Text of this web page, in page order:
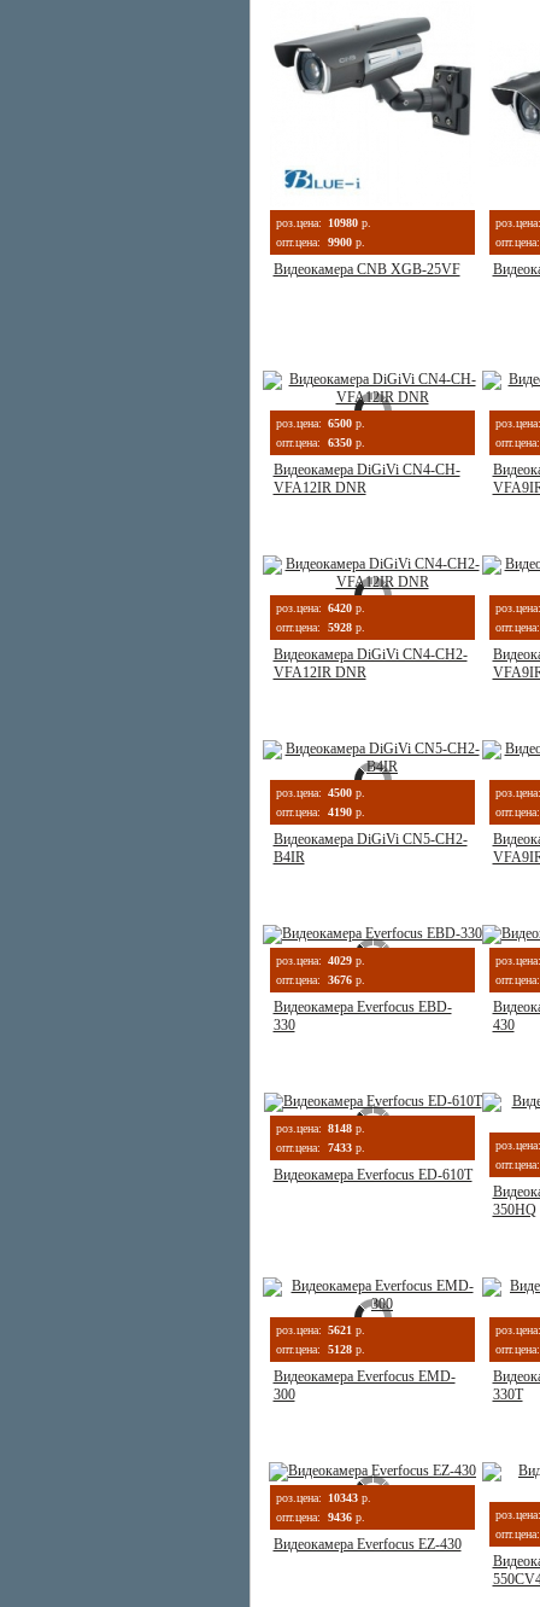
роз.цена: 10980 р.
опт.цена:
9900 р.
Видеокамера CNB XGB-25VF
роз.цена:
опт.цена:
роз.цена: 6500 р.
опт.цена:
6350 р.
Видеокамера DiGiVi CN4-CH-
VFA12IR DNR
роз.цена:
опт.цена:
роз.цена: 6420 р.
опт.цена:
5928 р.
Видеокамера DiGiVi CN4-CH2-
VFA12IR DNR
роз.цена:
опт.цена:
роз.цена: 4500 р.
опт.цена:
4190 р.
Видеокамера DiGiVi CN5-CH2-
B4IR
роз.цена:
опт.цена:
роз.цена: 4029 р.
опт.цена:
3676 р.
Видеокамера Everfocus EBD-
330
роз.цена:
опт.цена:
430
роз.цена: 8148 р.
опт.цена:
7433 р.
Видеокамера Everfocus ED-610T
роз.цена:
опт.цена:
350HQ
роз.цена: 5621 р.
опт.цена:
5128 р.
Видеокамера Everfocus EMD-
300
роз.цена:
опт.цена:
330T
роз.цена: 10343 р.
опт.цена:
9436 р.
Видеокамера Everfocus EZ-430
роз.цена:
опт.цена: